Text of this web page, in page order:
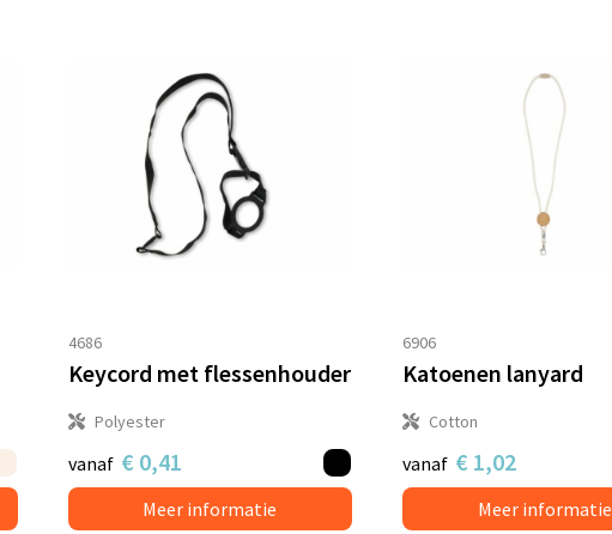
4686
Keycord met flessenhouder
Polyester
vanaf € 0,41
Meer informatie
6906
Katoenen lanyard
Cotton
vanaf € 1,02
Meer informatie